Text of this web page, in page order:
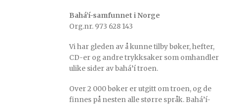
Bahá’í-samfunnet i Norge
Org.nr. 973 628 143
Vi har gleden av å kunne tilby bøker, hefter,
CD-er og andre trykksaker som omhandler
ulike sider av bahá’í troen.
Over 2 000 bøker er utgitt om troen, og de
finnes på nesten alle større språk. Bahá’í-